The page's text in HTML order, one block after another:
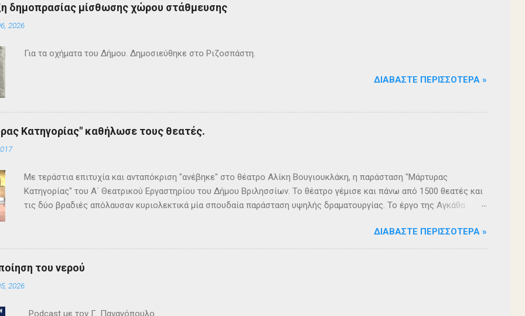
δημοπρασίας μίσθωσης χώρου στάθμευσης
2026
Για τα οχήματα του Δήμου. Δημοσιεύθηκε στο Ριζοσπάστη.
ΔΙΑΒΆΣΤΕ ΠΕΡΙΣΣΌΤΕΡΑ »
Κατηγορίας" καθήλωσε τους θεατές.
Με τεράστια επιτυχία και ανταπόκριση "ανέβηκε" στο θέατρο Αλίκη Βουγιουκλάκη, η παράσταση "Μάρτυρας
Κατηγορίας" του Α΄ Θεατρικού Εργαστηρίου του Δήμου Βριλησσίων. Το θέατρο γέμισε και πάνω από 1500 θεατές και
τις δύο βραδιές απόλαυσαν κυριολεκτικά μία σπουδαία παράσταση υψηλής δραματουργίας. Το έργο της Αγκάθα
ανατροπές και ένα μοναδικό φινάλε που απαντά σε όλα τα ερωτήματα, σημάδεψαν όλους όσους παρακολούθησαν το
έργο και τους έμειναν ανεξίτηλα στη μνήμη τους. Επρόκειτο για μία αναμφισβήτητα δυνατή παράσταση. Με τη
σπουδαία σκηνοθεσία της Τώνιας Σταυροπούλου που επί μακρά σειρά ετών είναι υπεύθυνη του Α΄ Δημοτικού
Θεατρικού Εργαστηρίου. Εξαιρετικές ερμηνείες κατέθεσαν οι ηθοποιοί: Αλέξανδρος Γεωργίου, Αλέξανδρος
Θεοδόσης, Άννα Αλεξανδράκη, Γιάννης Καρτερός, Δήμητρα Χίου, Ευριπίδης Τσαούσογλου, Θοδωρής Σκληρός ,
ΔΙΑΒΆΣΤΕ ΠΕΡΙΣΣΌΤΕΡΑ »
του νερού
2026
Podcast με τον Γ. Παναγόπουλο